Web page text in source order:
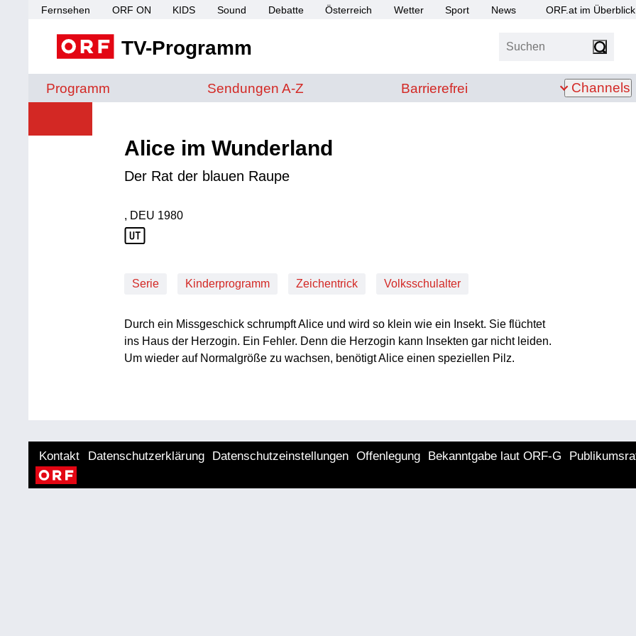
Fernsehen ORF ON KIDS Sound Debatte Österreich Wetter Sport News ORF.at im Überblick
TV-Programm Suchen
Programm Sendungen von A bis Z
Sendungen A-Z Barrierefrei
Barrierefrei Channels
Alice im Wunderland
Der Rat der blauen Raupe
Produktionsland: DEU
, DEU
Produktionsjahr: 1980
1980
Serie Kinderprogramm Zeichentrick Volksschulalter
Durch ein Missgeschick schrumpft Alice und wird so klein wie ein Insekt. Sie flüchtet
ins Haus der Herzogin. Ein Fehler. Denn die Herzogin kann Insekten gar nicht leiden.
Um wieder auf Normalgröße zu wachsen, benötigt Alice einen speziellen Pilz.
Kontakt Datenschutzerklärung Datenschutzeinstellungen Offenlegung Bekanntgabe laut ORF-G